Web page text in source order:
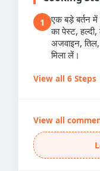
1
एक बड़े बर्तन
का पेस्ट, हल्दी,
अजवाइन,
मिला लें।
View all 6 Steps
View all